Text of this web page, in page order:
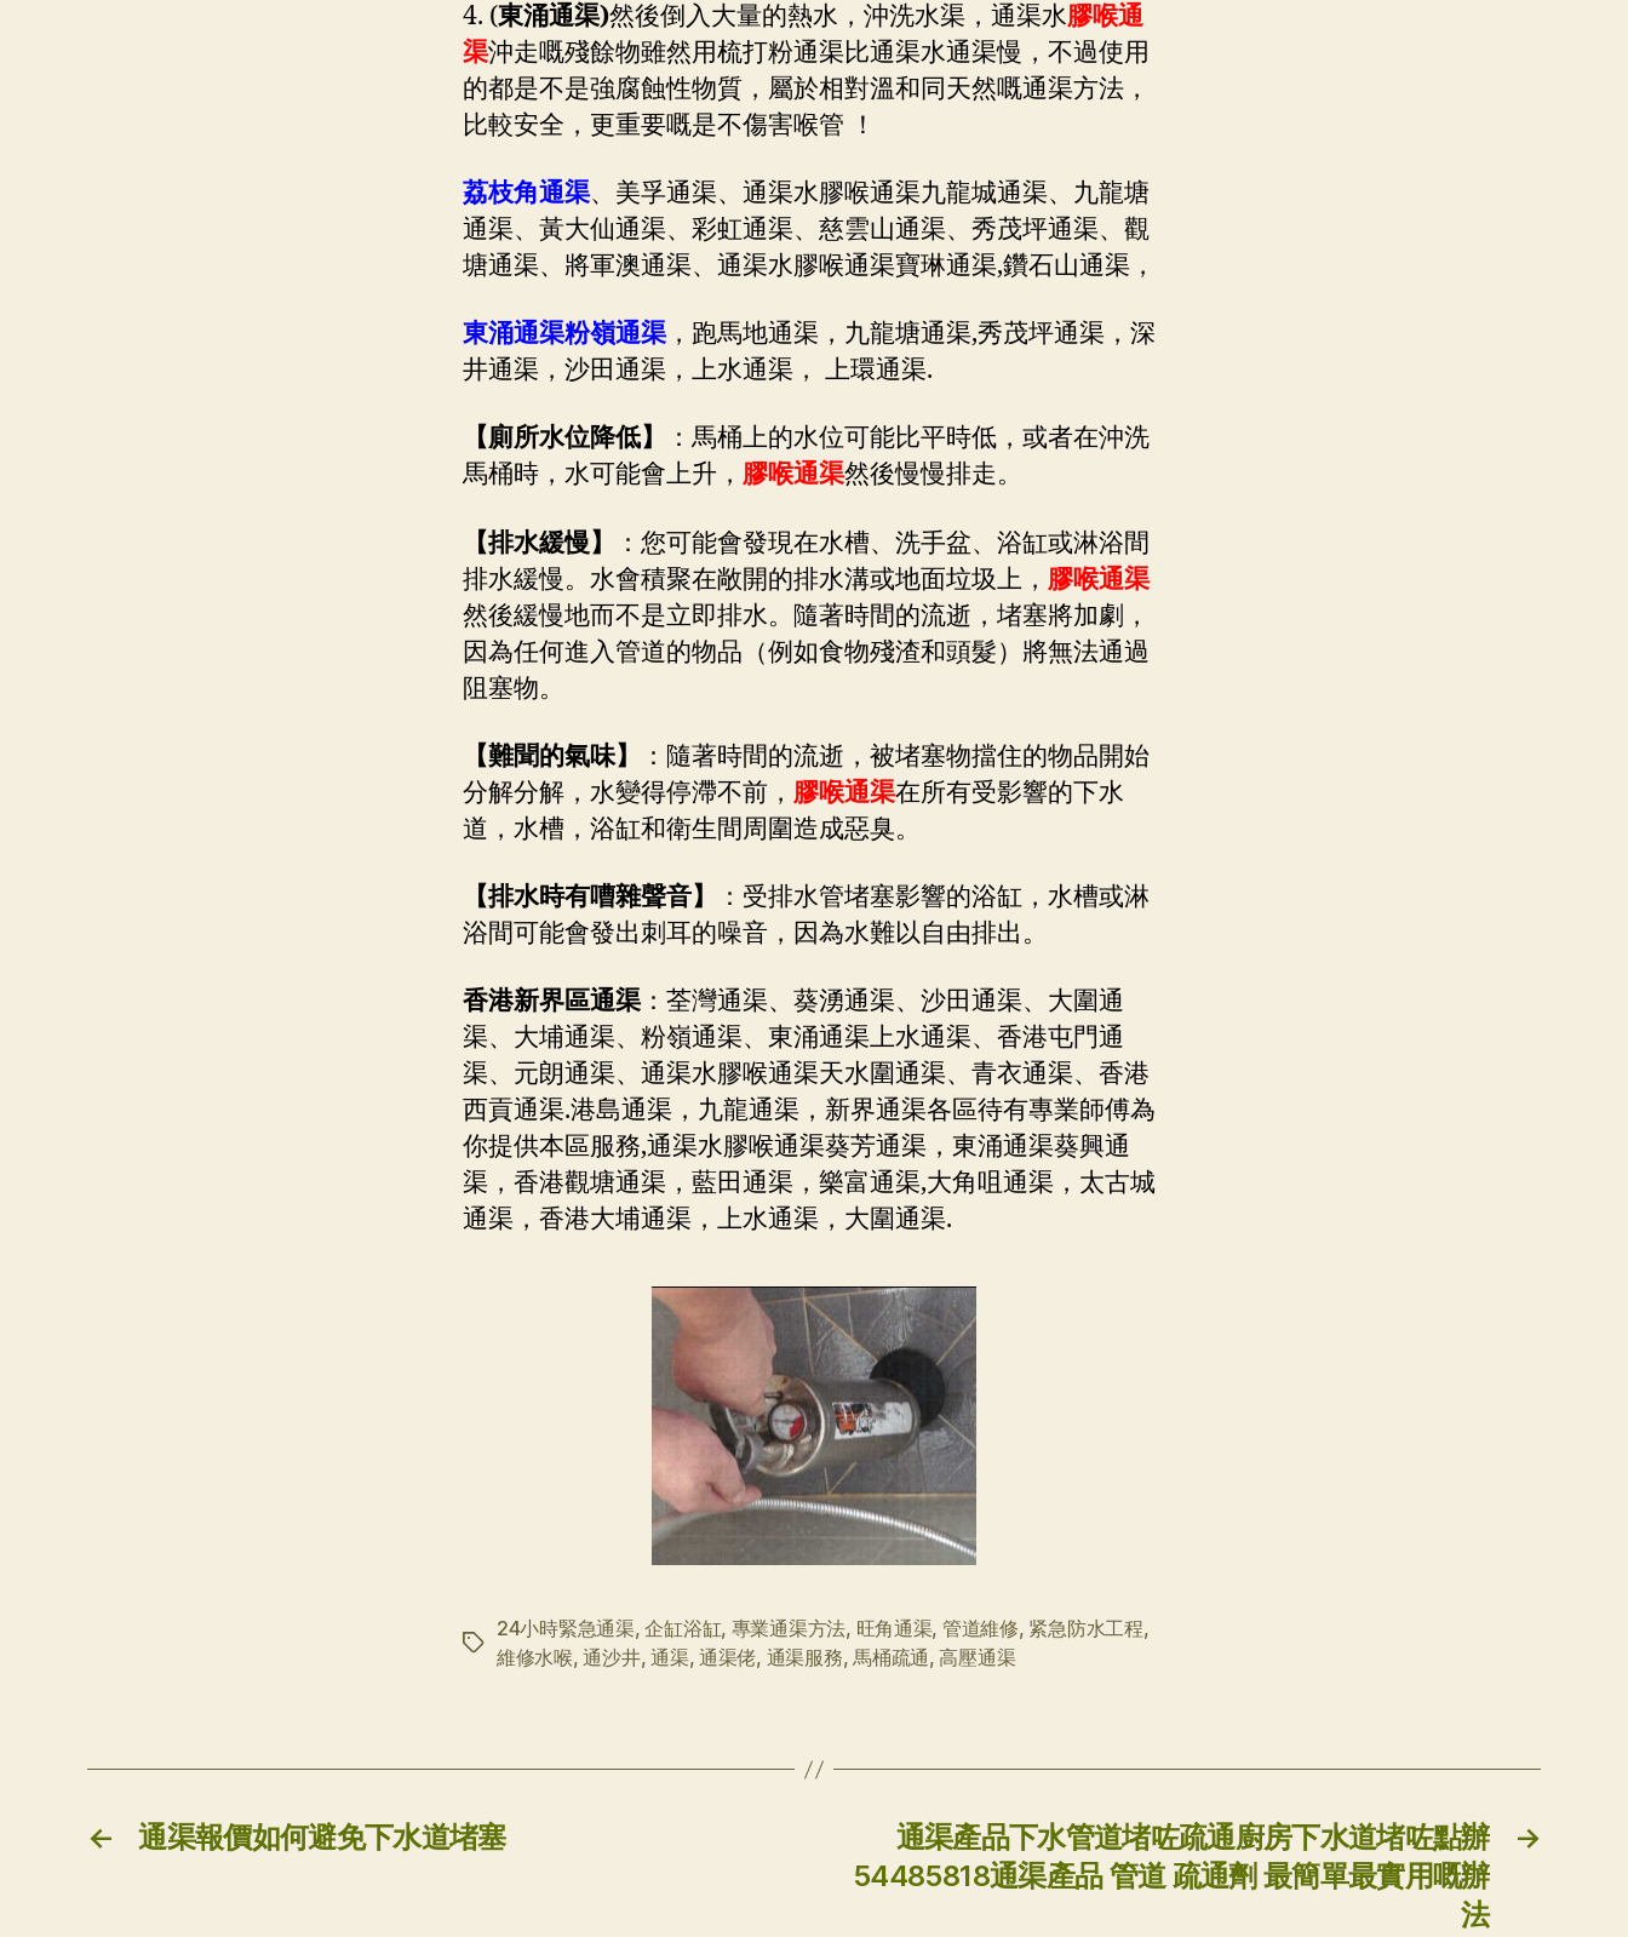
4. (東涌通渠)然後倒入大量的熱水，沖洗水渠，通渠水膠喉通
渠沖走嘅殘餘物雖然用梳打粉通渠比通渠水通渠慢，不過使用
的都是不是強腐蝕性物質，屬於相對溫和同天然嘅通渠方法，
比較安全，更重要嘅是不傷害喉管 ！
荔枝角通渠、美孚通渠、通渠水膠喉通渠九龍城通渠、九龍塘
通渠、黃大仙通渠、彩虹通渠、慈雲山通渠、秀茂坪通渠、觀
塘通渠、將軍澳通渠、通渠水膠喉通渠寶琳通渠,鑽石山通渠，
東涌通渠粉嶺通渠 ，跑馬地通渠，九龍塘通渠,秀茂坪通渠，深
井通渠，沙田通渠，上水通渠， 上環通渠.
【廁所水位降低】
：馬桶上的水位可能比平時低，或者在沖洗
馬桶時，水可能會上升， 膠喉通渠然後慢慢排走。
【排水緩慢】
：您可能會發現在水槽、洗手盆、浴缸或淋浴間
排水緩慢。水會積聚在敞開的排水溝或地面垃圾上， 膠喉通渠
然後緩慢地而不是立即排水。隨著時間的流逝，堵塞將加劇，
因為任何進入管道的物品（例如食物殘渣和頭髮）將無法通過
阻塞物。
【難聞的氣味】
：隨著時間的流逝，被堵塞物擋住的物品開始
分解分解，水變得停滯不前， 膠喉通渠在所有受影響的下水
道，水槽，浴缸和衛生間周圍造成惡臭。
【排水時有嘈雜聲音】
：受排水管堵塞影響的浴缸，水槽或淋
浴間可能會發出刺耳的噪音，因為水難以自由排出。
香港新界區通渠 ：荃灣通渠、葵湧通渠、沙田通渠、大圍通
渠、大埔通渠、粉嶺通渠、東涌通渠上水通渠、香港屯門通
渠、元朗通渠、通渠水膠喉通渠天水圍通渠、青衣通渠、香港
西貢通渠.港島通渠，九龍通渠，新界通渠各區待有專業師傅為
你提供本區服務,通渠水膠喉通渠葵芳通渠，東涌通渠葵興通
渠，香港觀塘通渠，藍田通渠，樂富通渠,大角咀通渠，太古城
通渠，香港大埔通渠，上水通渠，大圍通渠.
标
24小時緊急通渠,企缸浴缸, 專業通渠方法, 旺角通渠, 管道維修, 紧急防水工程,
維修水喉,通沙井,通渠, 通渠佬, 通渠服務,馬桶疏通,高壓通渠
← 通渠報價如何避免下水道堵塞 →
通渠產品下水管道堵咗疏通廚房下水道堵咗點辦
54485818通渠產品 管道 疏通劑 最簡單最實用嘅辦
法